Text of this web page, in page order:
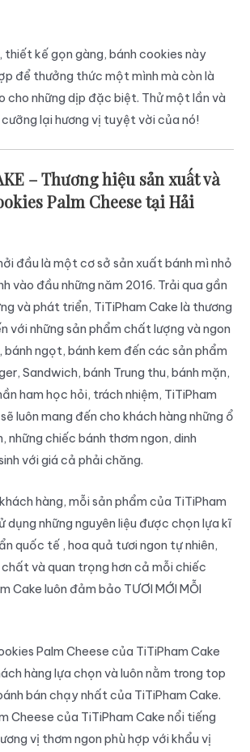
thiết kế gọn gàng, bánh cookies này
để thưởng thức một mình mà còn là
cho những dịp đặc biệt. Thử một lần và
lại hương vị tuyệt vời của nó!
– Thương hiệu sản xuất và
Palm Cheese tạiHải
đầu là một cơ sở sản xuất bánh mì nhỏ
vào đầu những năm 2016. Trải qua gần
và phát triển, TiTiPham Cake là thương
với những sản phẩm chất lượng và ngon
bánh ngọt, bánh kem đến các sản phẩm
Sandwich, bánh Trung thu, bánh mặn,
ham học hỏi, trách nhiệm, TiTiPham
luôn mang đến cho khách hàng những ổ
những chiếc bánh thơm ngon, dinh
với giá cả phải chăng.
hàng, mỗi sản phẩm của TiTiPham
dụng những nguyên liệu được chọn lựa kĩ
quốc tế , hoa quả tươi ngon tự nhiên,
chất và quan trọng hơn cả mỗi chiếc
Cake luôn đảm bảo TƯƠI MỚI MỖI
Palm Cheese của TiTiPham Cake
hàng lựa chọn và luôn nằm trong top
bán chạy nhất của TiTiPham Cake.
Cheese của TiTiPham Cake nổi tiếng
vị thơm ngon phù hợp với khẩu vị